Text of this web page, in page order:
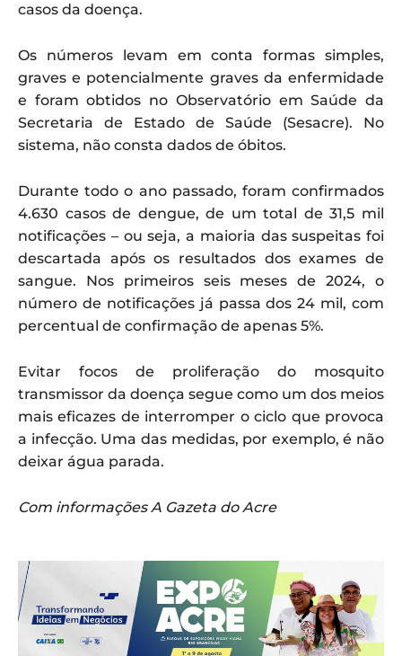
casos da doença.
Os números levam em conta formas simples,
graves e potencialmente graves da enfermidade
e foram obtidos no Observatório em Saúde da
Secretaria de Estado de Saúde (Sesacre). No
sistema, não consta dados de óbitos.
Durante todo o ano passado, foram confirmados
4.630 casos de dengue, de um total de 31,5 mil
notificações – ou seja, a maioria das suspeitas foi
descartada após os resultados dos exames de
sangue. Nos primeiros seis meses de 2024, o
número de notificações já passa dos 24 mil, com
percentual de confirmação de apenas 5%.
Evitar focos de proliferação do mosquito
transmissor da doença segue como um dos meios
mais eficazes de interromper o ciclo que provoca
a infecção. Uma das medidas, por exemplo, é não
deixar água parada.
Com informações A Gazeta do Acre